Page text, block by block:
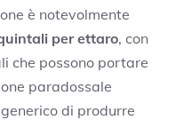
è notevolmente
per ettaro, con
che possono portare
paradossale
di produrre